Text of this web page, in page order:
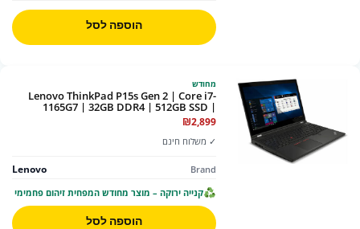
הוספה לסל
מחודש
Lenovo ThinkPad P15s Gen 2 | Core i7-
1165G7 | 32GB DDR4 | 512GB SSD |
NVIDIA T500 4GB | 15.6" | מחודש
₪2,899
✓ משלוח חינם
Brand
Lenovo
קנייה ירוקה – מוצר מחודש המפחית זיהום פחמימי
הוספה לסל